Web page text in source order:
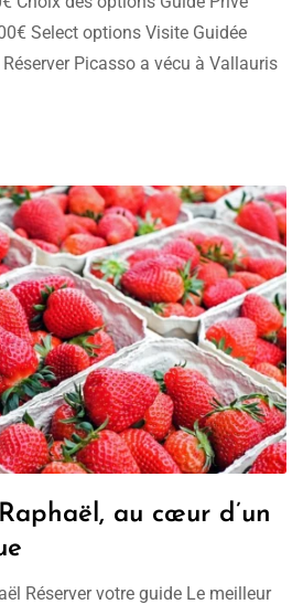
Select options Visite Guidée
Picasso a vécu à Vallauris
au cœur d’un
Réserver votre guide Le meilleur